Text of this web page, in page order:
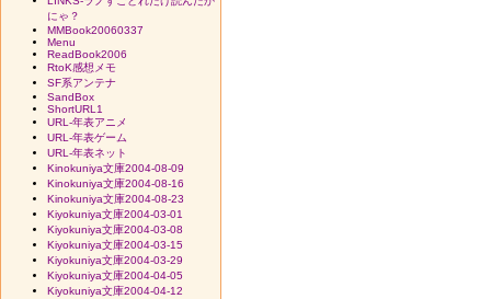
にゃ？
MMBook20060337
Menu
ReadBook2006
RtoK感想メモ
SF系アンテナ
SandBox
ShortURL1
URL-年表アニメ
URL-年表ゲーム
URL-年表ネット
Kinokuniya文庫2004-08-09
Kinokuniya文庫2004-08-16
Kinokuniya文庫2004-08-23
Kiyokuniya文庫2004-03-01
Kiyokuniya文庫2004-03-08
Kiyokuniya文庫2004-03-15
Kiyokuniya文庫2004-03-29
Kiyokuniya文庫2004-04-05
Kiyokuniya文庫2004-04-12